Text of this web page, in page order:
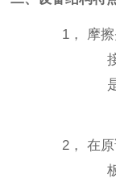
1， 摩
2， 在